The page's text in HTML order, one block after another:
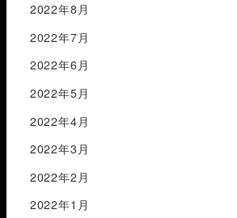
2022年8月
2022年7月
2022年6月
2022年5月
2022年4月
2022年3月
2022年2月
2022年1月